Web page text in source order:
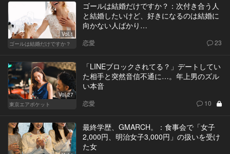
Vol.1
ゴールは結婚だけですか？
ゴールは結婚だけですか？：次付き合う人
と結婚したいけど、好きになるのは結婚に
向かない人ばかり…
恋愛 23
Vol.27
東京エアポケット
「LINEブロックされてる？」デートしてい
た相手と突然音信不通に…。年上男のズル
い本音
恋愛 10
最終学歴、GMARCH。：食事会で「女子
2,000円、明治女子3,000円」の扱いを受け
た女